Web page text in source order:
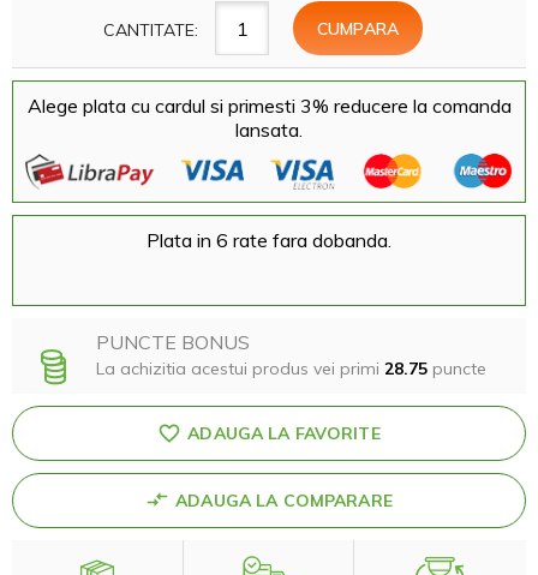
CANTITATE:
Alege plata cu cardul si primesti 3% reducere la comanda
lansata.
Plata in 6 rate fara dobanda.
PUNCTE BONUS
La achizitia acestui produs vei primi 28.75 puncte
ADAUGA LA FAVORITE
ADAUGA LA COMPARARE